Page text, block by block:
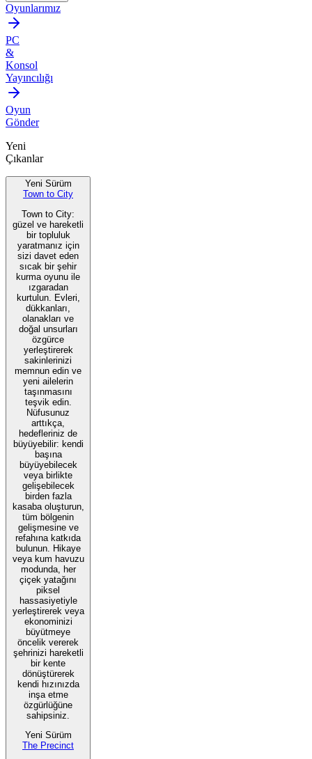
Oyunlarımız
PC
&
Konsol
Yayıncılığı
Oyun
Gönder
Yeni
Çıkanlar
Yeni Sürüm
Town to City
Town to City:
güzel ve hareketli
bir topluluk
yaratmanız için
sizi davet eden
sıcak bir şehir
kurma oyunu ile
ızgaradan
kurtulun. Evleri,
dükkanları,
olanakları ve
doğal unsurları
özgürce
yerleştirerek
sakinlerinizi
memnun edin ve
yeni ailelerin
taşınmasını
teşvik edin.
Nüfusunuz
arttıkça,
hedefleriniz de
büyüyebilir: kendi
başına
büyüyebilecek
veya birlikte
gelişebilecek
birden fazla
kasaba oluşturun,
tüm bölgenin
gelişmesine ve
refahına katkıda
bulunun. Hikaye
veya kum havuzu
modunda, her
çiçek yatağını
piksel
hassasiyetiyle
yerleştirerek veya
ekonominizi
büyütmeye
öncelik vererek
şehrinizi hareketli
bir kente
dönüştürerek
kendi hızınızda
inşa etme
özgürlüğüne
sahipsiniz.
Yeni Sürüm
The Precinct